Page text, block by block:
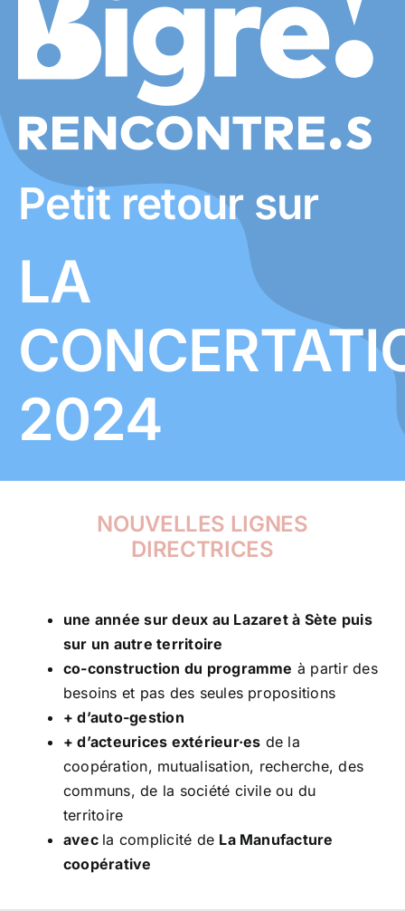
Petit retour sur
LA
2024
NOUVELLES LIGNES
DIRECTRICES
une année sur deux au Lazaret à Sète puis
sur un autre territoire
co-construction du programme à partir des
besoins et pas des seules propositions
+ d’auto-gestion
+ d’acteurices extérieur·es de la
coopération, mutualisation, recherche, des
communs, de la société civile ou du
territoire
avec la complicité de La Manufacture
coopérative